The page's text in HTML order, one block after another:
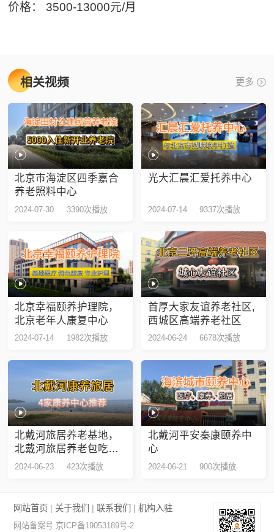
价格： 3500-13000元/月
相关视频 更多
北京市海淀区四季嘉合
养老照料中心
2024-07-30 3390次播放
光大汇晨汇爱托养中心
2024-07-14 9337次播放
北京幸福颐养护理院，
北京老年人康复中心
2024-07-14 1982次播放
首厚大家友谊养老社区,
西城区高端养老社区
2024-06-24 6678次播放
北戴河旅居养老基地，
北戴河旅居养老包吃包
住
2024-06-23 423次播放
北戴河平安秦康颐养中
心
2024-06-21 900次播放
网站首页 | 关于我们 | 联系我们 | 机构入驻
网站备案号 京ICP备19053189号-2